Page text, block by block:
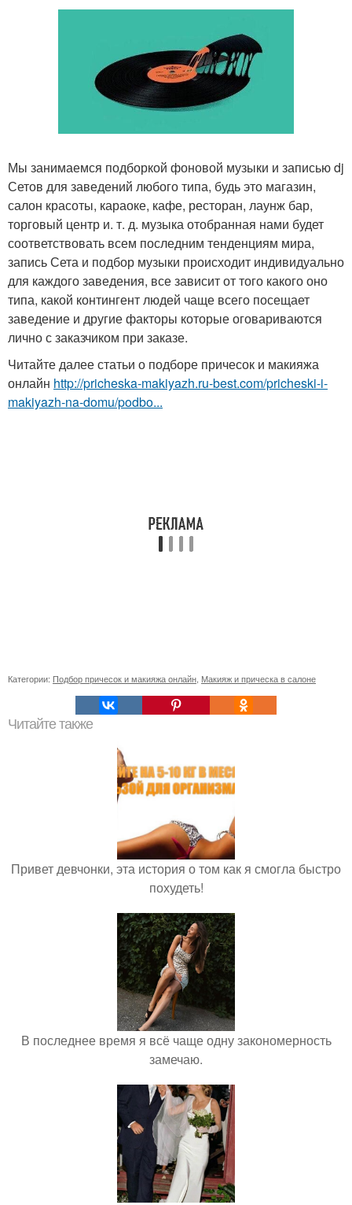
Мы занимаемся подборкой фоновой музыки и записью dj
Сетов для заведений любого типа, будь это магазин,
салон красоты, караоке, кафе, ресторан, лаунж бар,
торговый центр и. т. д. музыка отобранная нами будет
соответствовать всем последним тенденциям мира,
запись Сета и подбор музыки происходит индивидуально
для каждого заведения, все зависит от того какого оно
типа, какой контингент людей чаще всего посещает
заведение и другие факторы которые оговариваются
лично с заказчиком при заказе.
Читайте далее статьи о подборе причесок и макияжа
онлайн http://pricheska-makiyazh.ru-best.com/pricheski-i-
makiyazh-na-domu/podbo...
Категории: Подбор причесок и макияжа онлайн Макияж и прическа в салоне
Читайте также
Привет девчонки, эта история о том как я смогла быстро
похудеть!
В последнее время я всё чаще одну закономерность
замечаю.